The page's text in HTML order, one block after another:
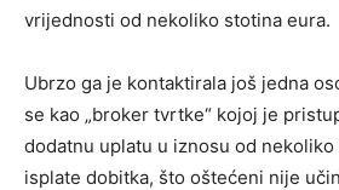
vrijednosti od nekoliko stotina eura.
Ubrzo ga je kontaktirala još jedna
se kao „broker tvrtke“ kojoj je
dodatnu uplatu u iznosu od nekoliko
isplate dobitka, što oštećeni nije